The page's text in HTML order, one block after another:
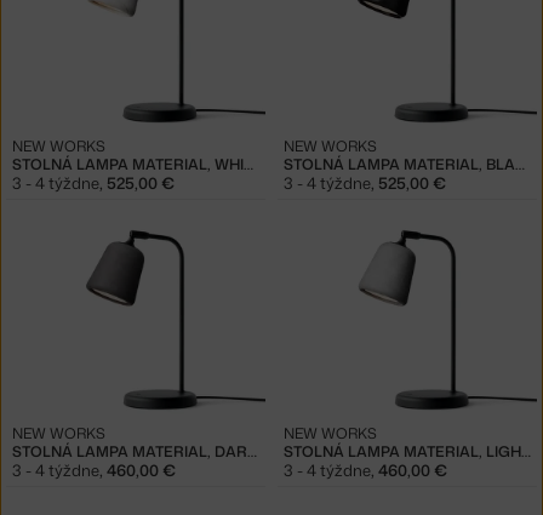
STOLNÁ LAMPA MATERIAL, WHITE MARBLE
NEW WORKS
3 - 4 týždne, 525,00 €
STOLNÁ LAMPA MATERIAL, BLACK MARBLE
NEW WORKS
3 - 4 týždne, 525,00 €
STOLNÁ LAMPA MATERIAL, DARK CONCRETE
NEW WORKS
3 - 4 týždne, 460,00 €
STOLNÁ LAMPA MATERIAL, LIGHT CONCRETE
NEW WORKS
3 - 4 týždne, 460,00 €